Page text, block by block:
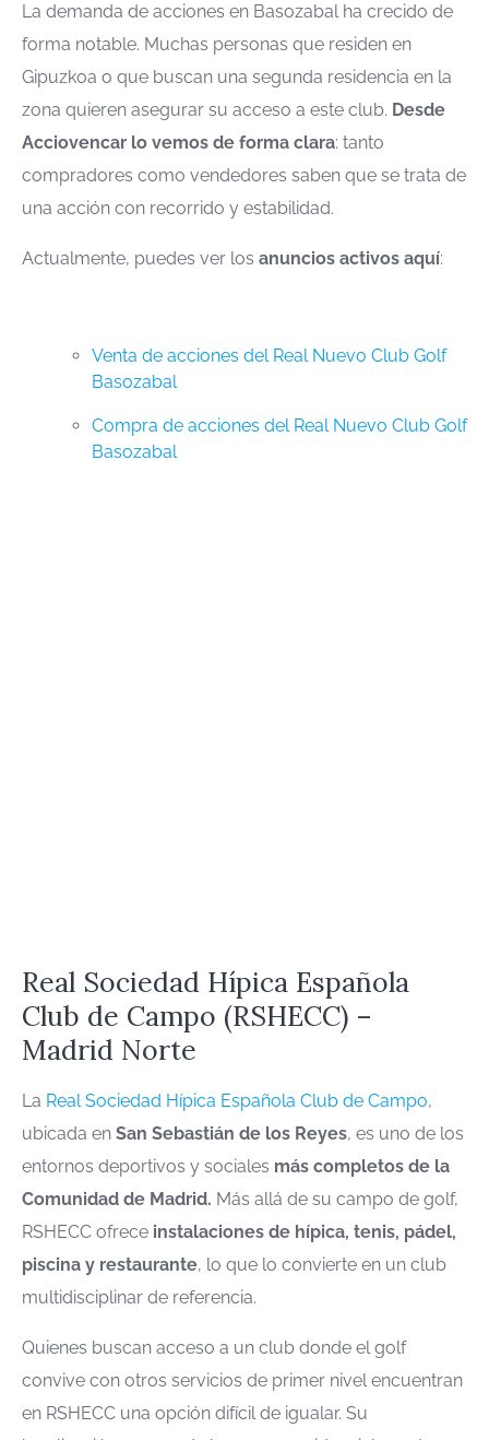
La demanda de acciones en Basozabal ha crecido de
forma notable. Muchas personas que residen en
Gipuzkoa o que buscan una segunda residencia en la
zona quieren asegurar su acceso a este club. Desde
Acciovencar lo vemos de forma clara: tanto
compradores como vendedores saben que se trata de
una acción con recorrido y estabilidad.
Actualmente, puedes ver los anuncios activos aquí:
Venta de acciones del Real Nuevo Club Golf
Basozabal
Compra de acciones del Real Nuevo Club Golf
Basozabal
Real Sociedad Hípica Española
Club de Campo (RSHECC) –
Madrid Norte
La Real Sociedad Hípica Española Club de Campo,
ubicada en San Sebastián de los Reyes, es uno de los
entornos deportivos y sociales más completos de la
Comunidad de Madrid. Más allá de su campo de golf,
RSHECC ofrece instalaciones de hípica, tenis, pádel,
piscina y restaurante, lo que lo convierte en un club
multidisciplinar de referencia.
Quienes buscan acceso a un club donde el golf
convive con otros servicios de primer nivel encuentran
en RSHECC una opción difícil de igualar. Su